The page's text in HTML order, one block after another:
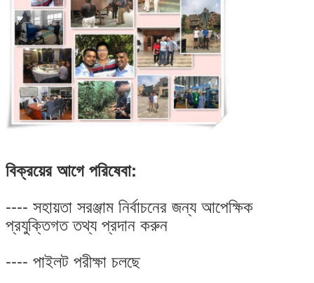
বিক্রয়ের আগে পরিষেবা:
---- সহায়তা সরঞ্জাম নির্বাচনের জন্য আপেক্ষিক
প্রযুক্তিগত তথ্য প্রদান করুন
---- পাইলট পরীক্ষা চলছে